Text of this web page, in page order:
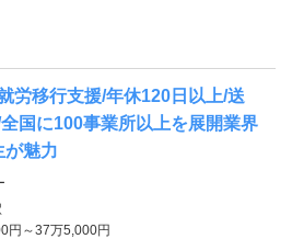
労移行支援/年休120日以上/送
国に100事業所以上を展開業界
が魅力
円～37万5,000円